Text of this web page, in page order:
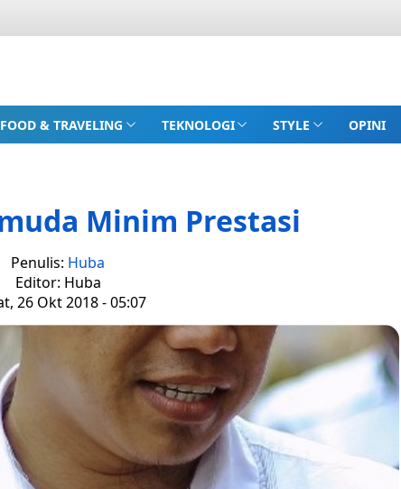
FOOD & TRAVELING TEKNOLOGI STYLE OPINI
Minim Prestasi
Penulis: Huba
Editor: Huba
26 Okt 2018 - 05:07